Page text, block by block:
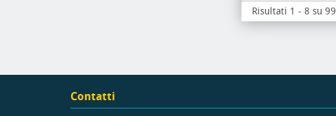
Risultati 1 - 8 su 99
Contatti